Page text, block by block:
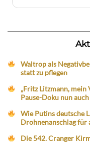
Waltrop als
statt zu pflegen
„Fritz Litzmann, mein
Pause-Doku nun
Wie Putins deutsche
Drohnenanschlag für
Die 542. Cranger